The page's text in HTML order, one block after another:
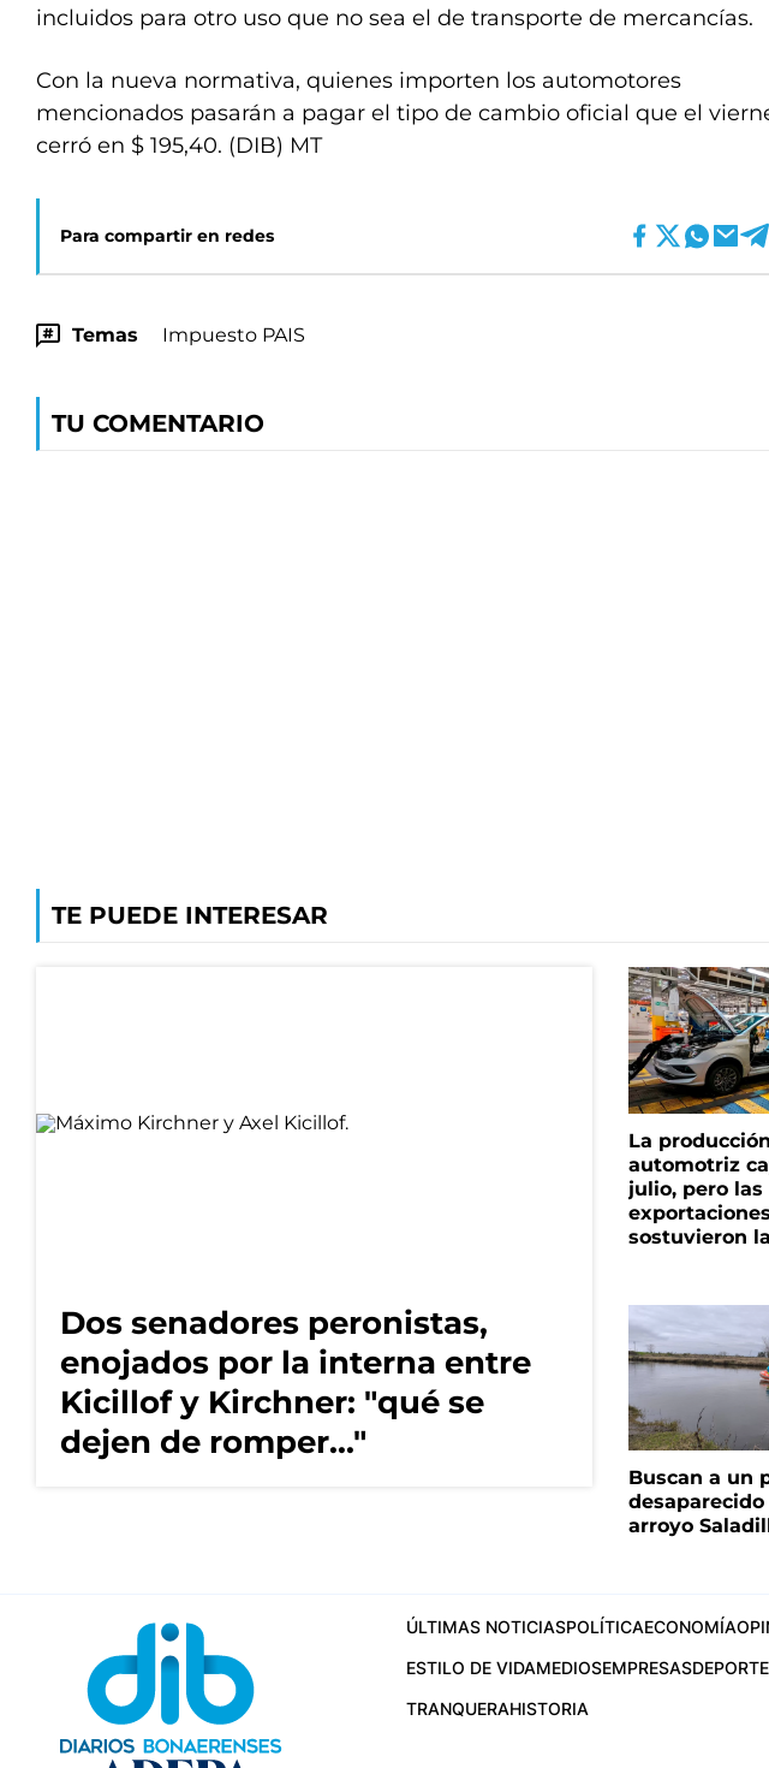
incluidos para otro uso que no sea el de transporte de mercancías.
Con la nueva normativa, quienes importen los automotores
mencionados pasarán a pagar el tipo de cambio oficial que el
cerró en $ 195,40. (DIB) MT
Para compartir en redes
Temas Impuesto PAIS
TU COMENTARIO
TE PUEDE INTERESAR
Dos senadores peronistas,
enojados por la interna entre
Kicillof y Kirchner: "qué se
dejen de romper..."
La producción
automotriz
julio, pero las
exportaciones
sostuvieron
Buscan a un
desaparecido
arroyo
ÚLTIMAS NOTICIASPOLÍTICAECONOMÍA
ESTILO DE VIDAMEDIOSEMPRESAS
TRANQUERAHISTORIA